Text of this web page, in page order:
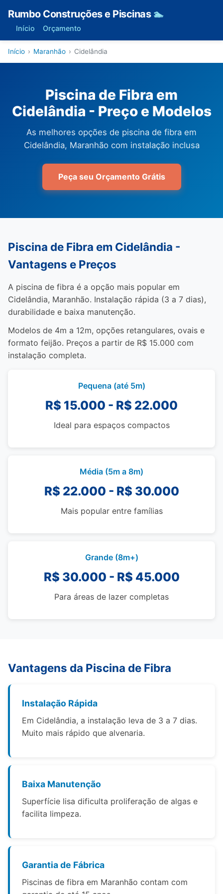
Rumbo Construções e Piscinas 🏊
Início Orçamento
Início › Maranhão › Cidelândia
Piscina de Fibra em
Cidelândia - Preço e Modelos
As melhores opções de piscina de fibra em
Cidelândia, Maranhão com instalação inclusa
Peça seu Orçamento Grátis
Piscina de Fibra em Cidelândia -
Vantagens e Preços
A piscina de fibra é a opção mais popular em
Cidelândia, Maranhão. Instalação rápida (3 a 7 dias),
durabilidade e baixa manutenção.
Modelos de 4m a 12m, opções retangulares, ovais e
formato feijão. Preços a partir de R$ 15.000 com
instalação completa.
Pequena (até 5m)
R$ 15.000 - R$ 22.000
Ideal para espaços compactos
Média (5m a 8m)
R$ 22.000 - R$ 30.000
Mais popular entre famílias
Grande (8m+)
R$ 30.000 - R$ 45.000
Para áreas de lazer completas
Vantagens da Piscina de Fibra
Instalação Rápida
Em Cidelândia, a instalação leva de 3 a 7 dias.
Muito mais rápido que alvenaria.
Baixa Manutenção
Superfície lisa dificulta proliferação de algas e
facilita limpeza.
Garantia de Fábrica
Piscinas de fibra em Maranhão contam com